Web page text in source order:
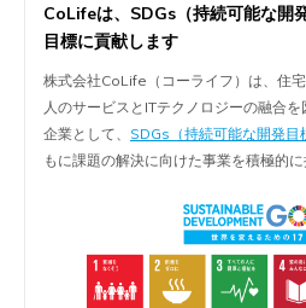
CoLifeは、 SDGs（持続可能な開
目標に貢献します
株式会社CoLife（コーライフ）は、住
人のサービスとITテクノロジーの融合
企業として、 SDGs（持続可能な開発目
もに課題の解決に向けた事業を積極的に